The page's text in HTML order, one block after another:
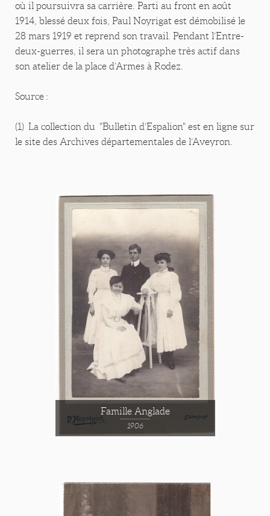
où il poursuivra sa carrière. Parti au front en août
1914, blessé deux fois, Paul Noyrigat est démobilisé le
28 mars 1919 et reprend son travail. Pendant l’Entre-
deux-guerres, il sera un photographe très actif dans
son atelier de la place d’Armes à Rodez.
Source :
(1) La collection du "Bulletin d’Espalion" est en ligne sur
le site des Archives départementales de l’Aveyron.
Famille Anglade
1906